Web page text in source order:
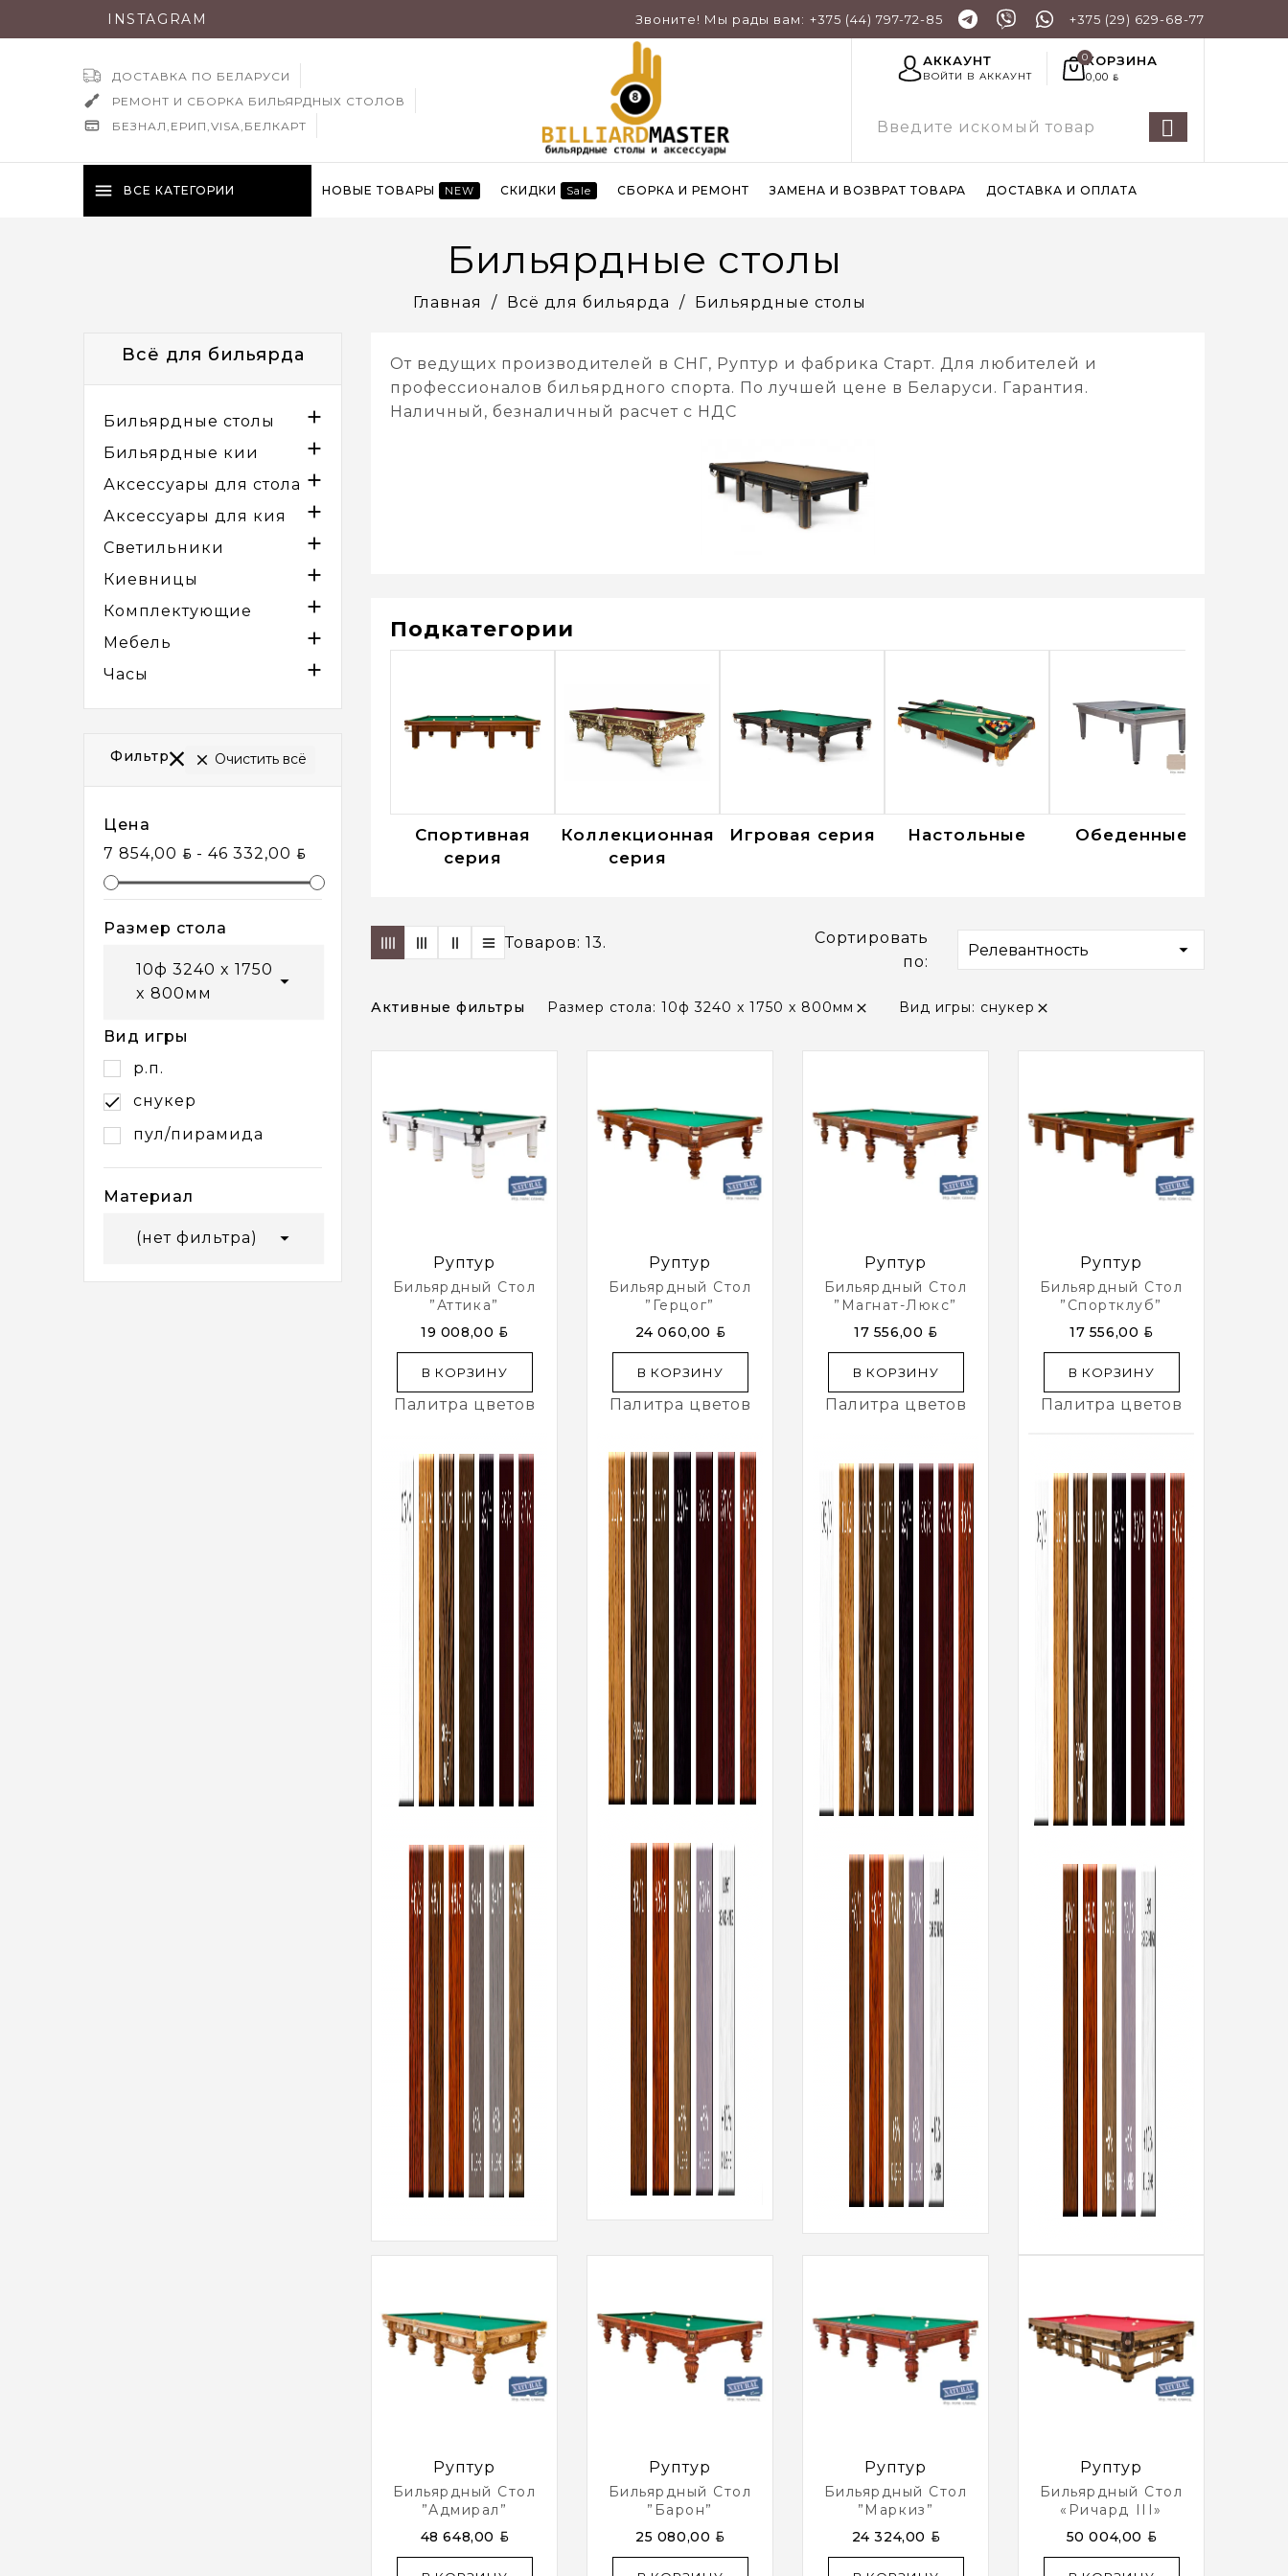
INSTAGRAM Звоните! Мы рады вам: +375 (44) 797-72-85 +375 (29) 629-68-77
ДОСТАВКА ПО БЕЛАРУСИ
РЕМОНТ И СБОРКА БИЛЬЯРДНЫХ СТОЛОВ
БЕЗНАЛ,ЕРИП,VISA,БЕЛКАРТ
ВОЙТИ В АККАУНТ
АККАУНТ КОРЗИНА
0,00BYN
menu ВСЕ КАТЕГОРИИ НОВЫЕ ТОВАРЫ NEW СКИДКИ Sale СБОРКА И РЕМОНТ ЗАМЕНА И ВОЗВРАТ ТОВАРА ДОСТАВКА И ОПЛАТА
Бильярдные столы
Главная Всё для бильярда Бильярдные столы
Всё для бильярда
Бильярдные столы 
Бильярдные кии 
Аксессуары для стола 
Аксессуары для кия 
Светильники 
Киевницы 
Комплектующие 
Мебель 
Часы 
Фильтр  Очистить всё
Цена
7 854,00 BYN - 46 332,00 BYN
Размер стола
10ф 3240 x 1750
x 800мм

Вид игры
р.п.

снукер
пул/пирамида
Материал
(нет фильтра) 
От ведущих производителей в СНГ, Руптур и фабрика Старт. Для любителей и
профессионалов бильярдного спорта. По лучшей цене в Беларуси. Гарантия.
Наличный, безналичный расчет с НДС
Подкатегории
Спортивная
серия
Коллекционная
серия
Игровая серия Настольные Обеденные
Товаров: 13.
Сортировать
по:
Релевантность 
Активные фильтры Размер стола: 10ф 3240 x 1750 x 800мм  Вид игры: снукер 
Руптур
Бильярдный Стол
”Аттика”
19 008,00 BYN
В КОРЗИНУ
Палитра цветов
Руптур
Бильярдный Стол
”Герцог”
24 060,00 BYN
В КОРЗИНУ
Палитра цветов
Руптур
Бильярдный Стол
”Магнат-Люкс”
17 556,00 BYN
В КОРЗИНУ
Палитра цветов
Руптур
Бильярдный Стол
”Спортклуб”
17 556,00 BYN
В КОРЗИНУ
Палитра цветов
Руптур
Бильярдный Стол
”Адмирал”
48 648,00 BYN
Руптур
Бильярдный Стол
”Барон”
25 080,00 BYN
Руптур
Бильярдный Стол
”Маркиз”
24 324,00 BYN
Руптур
Бильярдный Стол
«Ричард III»
50 004,00 BYN